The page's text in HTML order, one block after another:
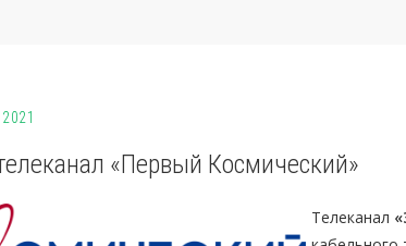
«Первый Космический»
Телеканал